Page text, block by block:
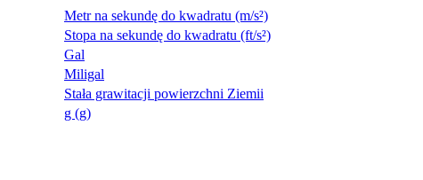
Metr na sekundę do kwadratu (m/s²)
Stopa na sekundę do kwadratu (ft/s²)
Gal
Miligal
Stała grawitacji powierzchni Ziemii
g (g)